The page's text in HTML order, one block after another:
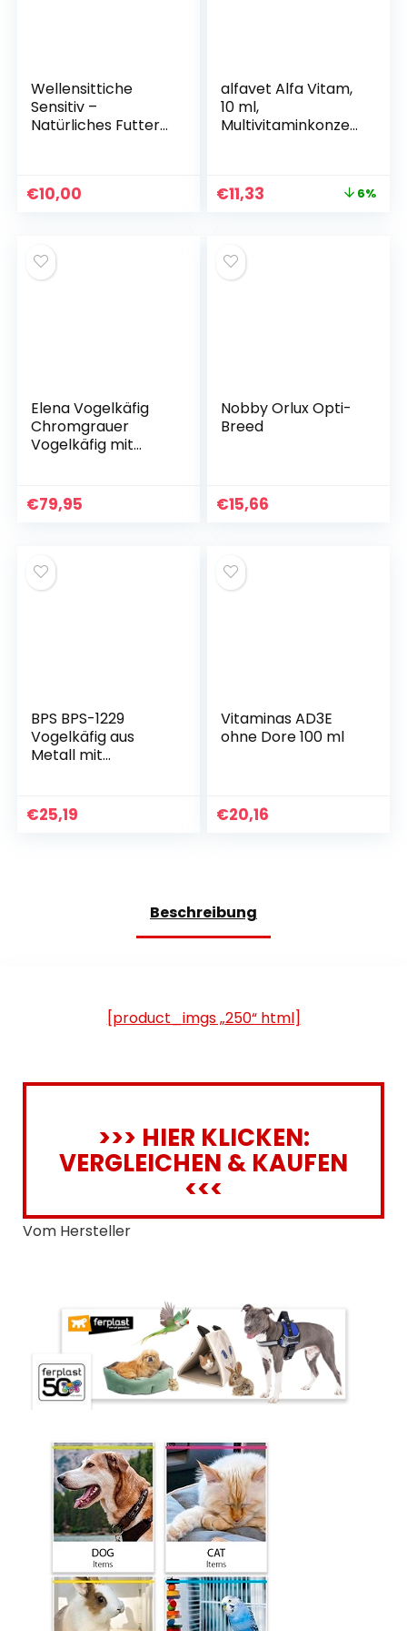
Wellensittiche
Sensitiv –
Natürliches Futter
Megabakteriose,
1 kg
€10,00
alfavet Alfa Vitam,
10 ml,
Multivitaminkonzen
heinungen,
kleine Nagetiere,
Reptilien
€11,33 6%
Elena Vogelkäfig
Chromgrauer
Vogelkäfig mit
€79,95
Nobby Orlux Opti-
Breed
€15,66
BPS BPS-1229
Vogelkäfig aus
Metall mit
23 x 39 cm
€25,19
Vitaminas AD3E
ohne Dore 100 ml
€20,16
Beschreibung
[product_imgs „250“ html]
>>> HIER KLICKEN:
VERGLEICHEN & KAUFEN
<<<
Vom Hersteller